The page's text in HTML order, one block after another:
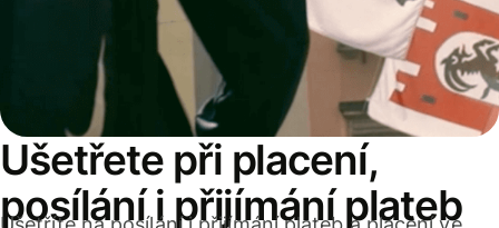
Ušetřete při placení,
posílání i přijímání plateb